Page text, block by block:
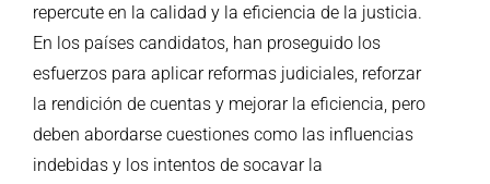
repercute en la calidad y la eficiencia de la justicia.
En los países candidatos, han proseguido los
esfuerzos para aplicar reformas judiciales, reforzar
la rendición de cuentas y mejorar la eficiencia, pero
deben abordarse cuestiones como las influencias
indebidas y los intentos de socavar la